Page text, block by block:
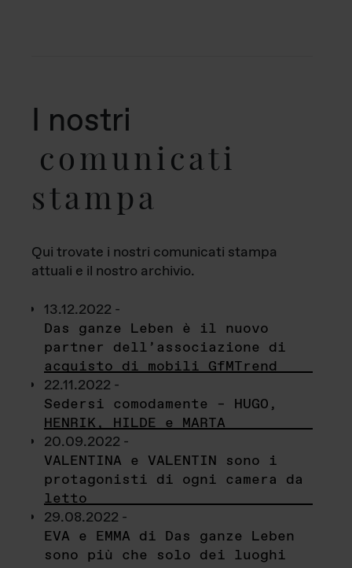
I nostri
comunicati
stampa
Qui trovate i nostri comunicati stampa
attuali e il nostro archivio.
13.12.2022 -
Das ganze Leben è il nuovo
partner dell’associazione di
acquisto di mobili GfMTrend
22.11.2022 -
Sedersi comodamente – HUGO,
HENRIK, HILDE e MARTA
20.09.2022 -
VALENTINA e VALENTIN sono i
protagonisti di ogni camera da
letto
29.08.2022 -
EVA e EMMA di Das ganze Leben
sono più che solo dei luoghi